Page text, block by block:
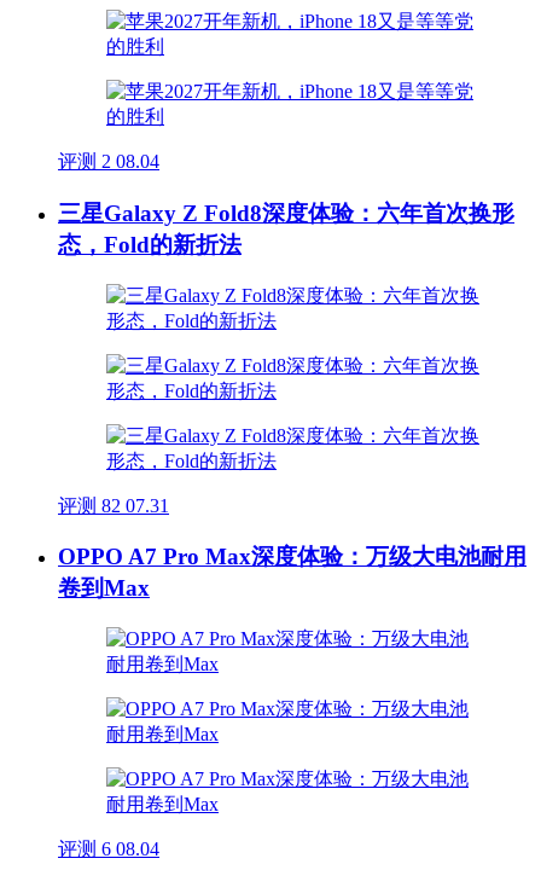
评测 2 08.04
三星Galaxy Z Fold8深度体验：六年首次换形
态，Fold的新折法
评测 82 07.31
OPPO A7 Pro Max深度体验：万级大电池耐用
卷到Max
评测 6 08.04